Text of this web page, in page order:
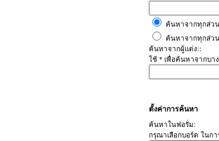
ค้นหาจากทุกส่ว
ค้นหาจากทุกส่วน
ค้นหาจากผู้แต่ง::
ใช้ * เพื่อค้นหาจากบา
ตั้งค่าการค้นหา
ค้นหาในฟอรั่ม:
กรุณาเลือกบอร์ด ในก